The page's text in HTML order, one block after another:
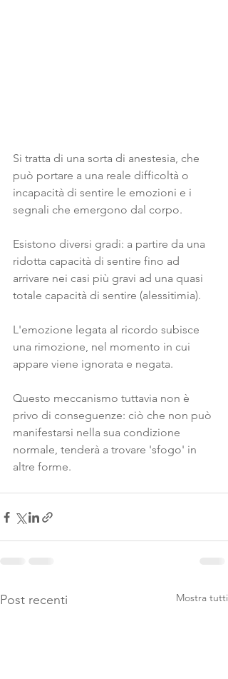
Si tratta di una sorta di anestesia, che
può portare a una reale difficoltà o
incapacità di sentire le emozioni e i
segnali che emergono dal corpo.
Esistono diversi gradi: a partire da una
ridotta capacità di sentire fino ad
arrivare nei casi più gravi ad una quasi
totale capacità di sentire (alessitimia).
L'emozione legata al ricordo subisce
una rimozione, nel momento in cui
appare viene ignorata e negata.
Questo meccanismo tuttavia non è
privo di conseguenze: ciò che non può
manifestarsi nella sua condizione
normale, tenderà a trovare 'sfogo' in
altre forme.
Post recenti Mostra tutti